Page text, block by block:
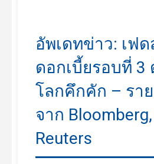
อัพเดทข่าว: เฟ
ดอกเบี้ยรอบที่ 3
โลกคึกคัก – รา
จาก Bloomberg,
Reuters